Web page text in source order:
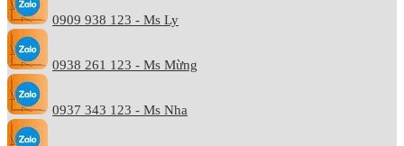
0909 938 123 - Ms Ly
0938 261 123 - Ms Mừng
0937 343 123 - Ms Nha